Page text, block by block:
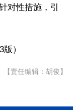
对性措施，引
）
【责任编辑：胡俊】